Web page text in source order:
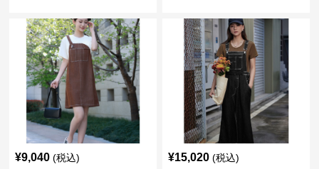
¥9,040 (税込) ¥15,020 (税込)